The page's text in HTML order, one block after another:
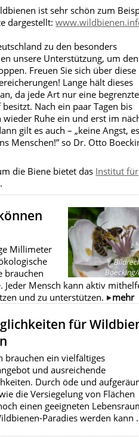
ist sehr schön zum
dargestellt:
zu den besonders
unsere Unterstützung, um den
Freuen Sie sich über diese
Lange hält dieses
da jede Art nur eine begrenzte
Nach ein paar Tagen bis
Ruhe ein und erst im
gilt es auch – „keine Angst,
Menschen!” so Dr. Otto
die Biene bietet das Institut für
Boecking/
Millimeter
brauchen
Jeder Mensch kann aktiv
und zu unterstützen.
mehr
für
brauchen ein vielfältiges
und ausreichende
Durch öde und
die Versiegelung von Flächen
einen geeigneten
Paradies werden kann